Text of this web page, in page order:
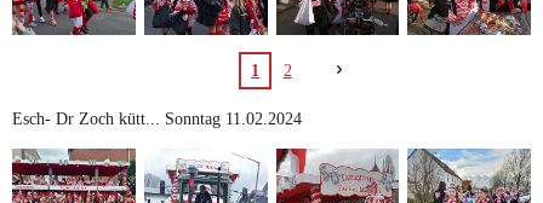
1 2
Esch- Dr Zoch kütt... Sonntag 11.02.2024